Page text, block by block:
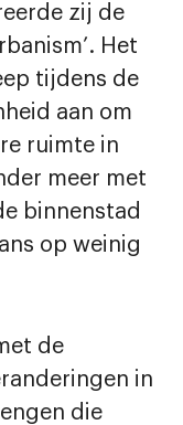
zij de
Het
tijdens de
aan om
ruimte in
meer met
binnenstad
op weinig
de
in
die